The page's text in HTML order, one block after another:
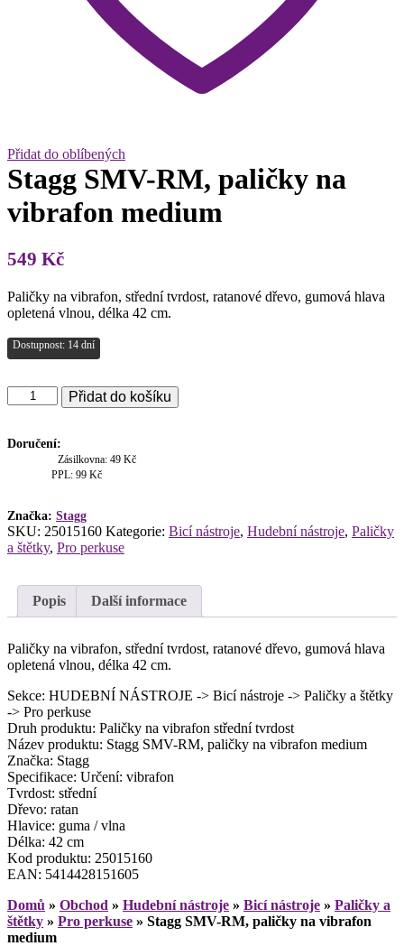
Přidat do oblíbených
Stagg SMV-RM, paličky na
vibrafon medium
549 Kč
Paličky na vibrafon, střední tvrdost, ratanové dřevo, gumová hlava
opletená vlnou, délka 42 cm.
Dostupnost: 14 dní
Stagg
SMV-
paličky
vibrafon
Přidat do košíku
Doručení:
Zásilkovna: 49 Kč
PPL: 99 Kč
Značka: Stagg
SKU: 25015160 Kategorie: Bicí nástroje, Hudební nástroje, Paličky
a štětky, Pro perkuse
Popis Další informace
Paličky na vibrafon, střední tvrdost, ratanové dřevo, gumová hlava
opletená vlnou, délka 42 cm.
Sekce: HUDEBNÍ NÁSTROJE -> Bicí nástroje -> Paličky a štětky
-> Pro perkuse
Druh produktu: Paličky na vibrafon střední tvrdost
Název produktu: Stagg SMV-RM, paličky na vibrafon medium
Značka: Stagg
Specifikace: Určení: vibrafon
Tvrdost: střední
Dřevo: ratan
Hlavice: guma / vlna
Délka: 42 cm
Kod produktu: 25015160
EAN: 5414428151605
Domů » Obchod » Hudební nástroje » Bicí nástroje » Paličky a
štětky » Pro perkuse » Stagg SMV-RM, paličky na vibrafon
medium